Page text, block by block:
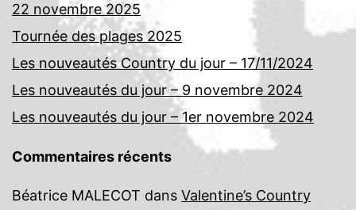
22 novembre 2025
Tournée des plages 2025
Les nouveautés Country du jour – 17/11/2024
Les nouveautés du jour – 9 novembre 2024
Les nouveautés du jour – 1er novembre 2024
Commentaires récents
Béatrice MALECOT dans Valentine’s Country